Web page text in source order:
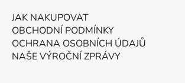
JAK NAKUPOVAT
OBCHODNÍ PODMÍNKY
OCHRANA OSOBNÍCH ÚDAJŮ
NAŠE VÝROČNÍ ZPRÁVY